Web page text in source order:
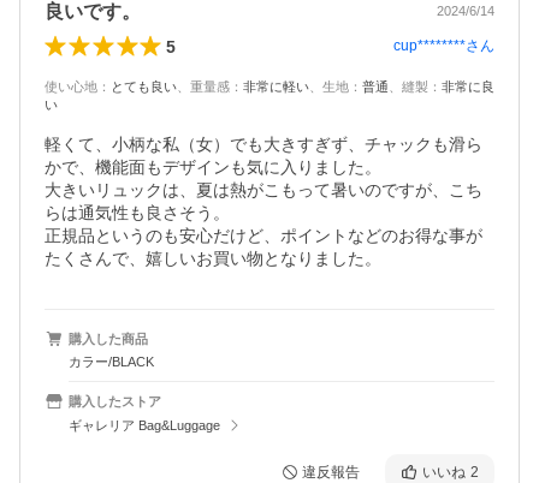
良いです。 2024/6/14
5 cup********さん
使い心地 ： とても良い 重量感 ： 非常に軽い 生地 ： 普通 縫製 ： 非常に良
い
軽くて、小柄な私（女）でも大きすぎず、チャックも滑ら
かで、機能面もデザインも気に入りました。
大きいリュックは、夏は熱がこもって暑いのですが、こち
らは通気性も良さそう。
正規品というのも安心だけど、ポイントなどのお得な事が
たくさんで、嬉しいお買い物となりました。
購入した商品
カラー/BLACK
購入したストア
ギャレリア Bag&Luggage
違反報告 いいね 2